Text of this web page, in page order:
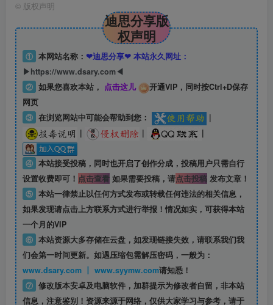
© 版权声明
迪思分享版
权声明
① 本网站名称： ❤迪思分享❤ 本站永久网址：
▶https://www.dsary.com◀
② 如果您喜欢本站， 点击这儿
开通VIP，同时按Ctrl+D保存
网页
③ 在浏览网站中可能会帮助到您：
|
|
| |
④ 本站接受投稿，同时也开启了创作分成，投稿用户只需自行
设置收费即可！ 点击查看如果需要投稿，请点击投稿发布文章！
⑤ 本站一律禁止以任何方式发布或转载任何违法的相关信息，
如果发现请点击上方联系方式进行举报！情况如实，可获得本站
一个月的VIP
⑥ 本站资源大多存储在云盘，如发现链接失效，请联系我们我
们会第一时间更新。如遇压缩包需解压密码，一般为：
www.dsary.com 丨 www.syymw.com请知悉！
⑦ 修改版本安卓及电脑软件，加群提示为修改者自留， 非本站
信息，注意鉴别！资源来源于网络，仅供大家学习与参考，请于